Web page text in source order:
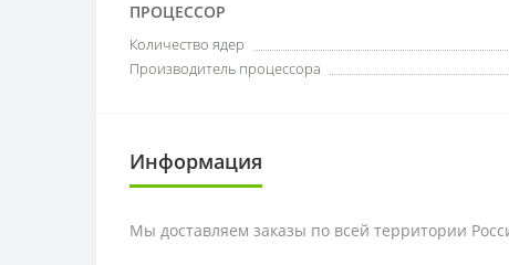
ПРОЦЕССОР
Количество ядер
Производитель процессора
Информация
Мы доставляем заказы по всей территории